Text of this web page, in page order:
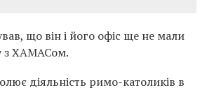
що він і його офіс ще не мали
з ХАМАСом.
діяльність римо-католиків в